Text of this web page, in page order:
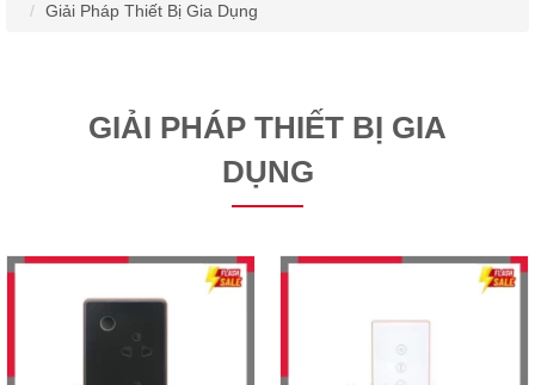
Giải Pháp Thiết Bị Gia Dụng
GIẢI PHÁP THIẾT BỊ GIA
DỤNG